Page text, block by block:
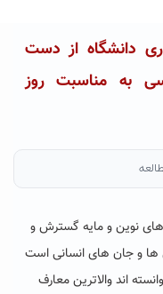
دانشگاه از دست
به مناسبت روز
های نوین و مایه گسترش و
ها و جان های انسانی است
اند والاترین معارف